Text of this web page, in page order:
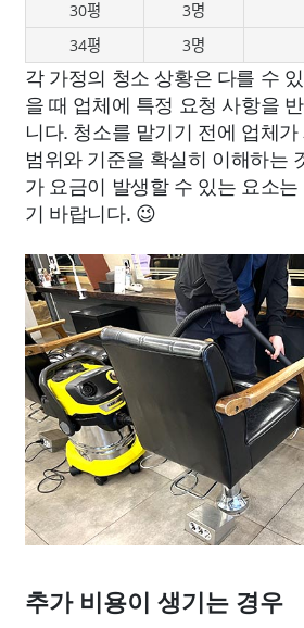
30평 3명
34평
3명
각 가정의 청소 상황은 다를 수
을 때 업체에 특정 요청 사항을
니다. 청소를 맡기기 전에 업체
범위와 기준을 확실히 이해하는
가 요금이 발생할 수 있는 요소
기 바랍니다. 😉
추가 비용이 생기는 경우